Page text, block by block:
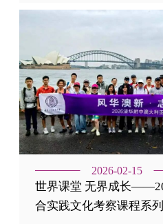
2026-02-15
世界课堂 无界成长
合实践文化考察课程系列